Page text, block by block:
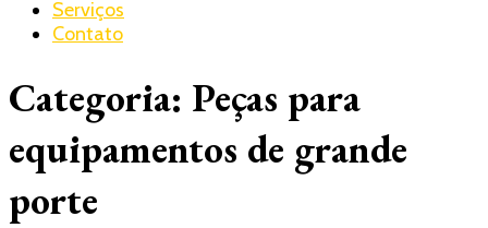
Serviços
Contato
Categoria: Peças para
equipamentos de grande
porte